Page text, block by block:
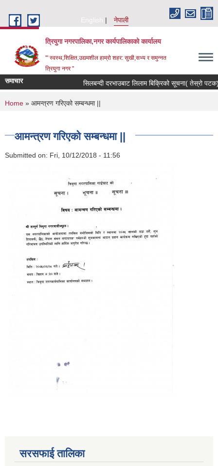
English
नेपाली
त्रियुगा नगरपालिका,नगर कार्यपालिकाको कार्यालय
'" स्वस्थ,शिक्षित,उद्यमशील हाम्रो शहर: सुखी,सभ्य र समुन्नत
त्रियुगा नगर "
समाचार सिलबन्दी दरभाउबाट लिलाम बिक्रिको सूचना( तेस्रो पटक)
You are here
Home » आमन्त्रण गरिएको सम्बन्धमा ||
आमन्त्रण गरिएको सम्बन्धमा ||
Submitted on: Fri, 10/12/2018 - 11:56
सरसफाई तालिका